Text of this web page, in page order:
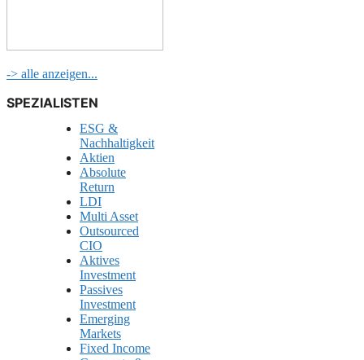
-> alle anzeigen...
SPEZIALISTEN
ESG &
Nachhaltigkeit
Aktien
Absolute
Return
LDI
Multi Asset
Outsourced
CIO
Aktives
Investment
Passives
Investment
Emerging
Markets
Fixed Income